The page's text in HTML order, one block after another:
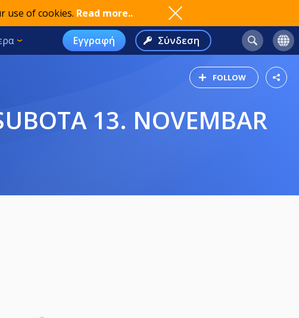
use of cookies. Read more..
Εγγραφή Σύνδεση
FOLLOW